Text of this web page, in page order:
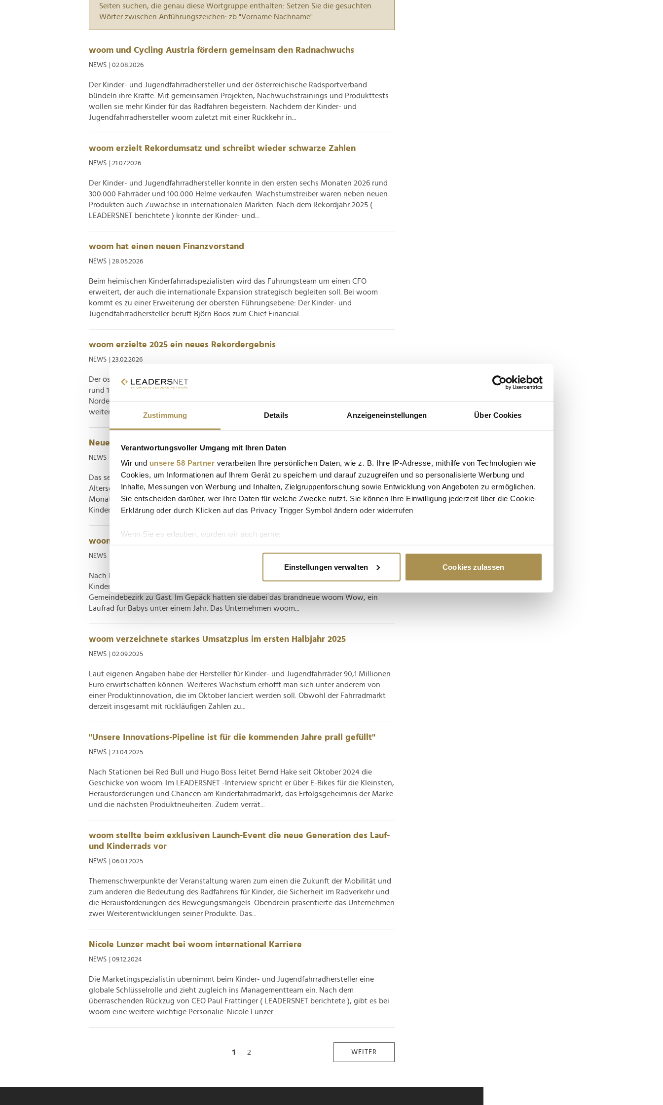
Zustimmung Details Anzeigeneinstellungen Über Cookies
Verantwortungsvoller Umgang mit Ihren Daten
Wir und unsere 58 Partner verarbeiten Ihre persönlichen Daten, wie z. B. Ihre IP-Adresse, mithilfe von Technologien wie
Cookies, um Informationen auf Ihrem Gerät zu speichern und darauf zuzugreifen und so personalisierte Werbung und
Inhalte, Messungen von Werbung und Inhalten, Zielgruppenforschung sowie Entwicklung von Angeboten zu ermöglichen.
Sie entscheiden darüber, wer Ihre Daten für welche Zwecke nutzt. Sie können Ihre Einwilligung jederzeit über die Cookie-
Erklärung oder durch Klicken auf das Privacy Trigger Symbol ändern oder widerrufen
Wenn Sie es erlauben, würden wir auch gerne:
Erfahren Sie mehr darüber, wie Ihre persönlichen Daten verarbeitet werden, und legen Sie Ihre Präferenzen im
Wir verwenden Cookies, um Inhalte und Anzeigen zu personalisieren, Funktionen für soziale Medien anbieten zu können
möglicherweise mit weiteren Daten zusammen, die Sie ihnen bereitgestellt haben oder die sie im Rahmen Ihrer Nutzung
der Dienste gesammelt haben.
Einstellungen verwalten Cookies zulassen
Seiten suchen, die genau diese Wortgruppe enthalten: Setzen Sie die gesuchten
Wörter zwischen Anführungszeichen: zb "Vorname Nachname".
woom und Cycling Austria fördern gemeinsam den Radnachwuchs
NEWS | 02.08.2026
Der Kinder- und Jugendfahrradhersteller und der österreichische Radsportverband
bündeln ihre Kräfte. Mit gemeinsamen Projekten, Nachwuchstrainings und Produkttests
wollen sie mehr Kinder für das Radfahren begeistern. Nachdem der Kinder- und
Jugendfahrradhersteller woom zuletzt mit einer Rückkehr in...
woom erzielt Rekordumsatz und schreibt wieder schwarze Zahlen
NEWS | 21.07.2026
Der Kinder- und Jugendfahrradhersteller konnte in den ersten sechs Monaten 2026 rund
300.000 Fahrräder und 100.000 Helme verkaufen. Wachstumstreiber waren neben neuen
Produkten auch Zuwächse in internationalen Märkten. Nach dem Rekordjahr 2025 (
LEADERSNET berichtete ) konnte der Kinder- und...
woom hat einen neuen Finanzvorstand
NEWS | 28.05.2026
Beim heimischen Kinderfahrradspezialisten wird das Führungsteam um einen CFO
erweitert, der auch die internationale Expansion strategisch begleiten soll. Bei woom
kommt es zu einer Erweiterung der obersten Führungsebene: Der Kinder- und
Jugendfahrradhersteller beruft Björn Boos zum Chief Financial...
woom erzielte 2025 ein neues Rekordergebnis
NEWS | 23.02.2026
Der österreichische Kinder- und Jugendfahrradhersteller konnte im vergangenen Jahr
rund 149 Millionen Euro Umsatz erwirtschaften. Besonders starke Zuwächse habe man in
Nordeuropa und UK verzeichnet. Und auch 2026 soll der internationale Wachstumskurs
weiter fortgesetzt werden. Der österreichische...
Neue woom-Mobilitätslösung für Kleinkinder stößt auf hohe Nachfrage
NEWS
Das selbst-balancierende Laufrad "woom WOW" soll eine bislang wenig adressierte
Altersgruppe ansprechen und frühkindliche Mobilität neu positionieren. Rund vier
Monate nach Marktstart zieht das Unternehmen positive Bilanz. Der österreichische
Kinder- und Jugendfahrradhersteller woom hat im Oktober...
woom setzt Kindergarten-Initiative fort
NEWS
Nach Besuchen der Kindertagesstätten am Tegernsee und in Klosterneuburg war der
Kinder- und Jugendradhersteller zuletzt bei den Wiener Kinderfreunden im 23. Wiener
Gemeindebezirk zu Gast. Im Gepäck hatten sie dabei das brandneue woom Wow, ein
Laufrad für Babys unter einem Jahr. Das Unternehmen woom...
woom verzeichnete starkes Umsatzplus im ersten Halbjahr 2025
NEWS | 02.09.2025
Laut eigenen Angaben habe der Hersteller für Kinder- und Jugendfahrräder 90,1 Millionen
Euro erwirtschaften können. Weiteres Wachstum erhofft man sich unter anderem von
einer Produktinnovation, die im Oktober lanciert werden soll. Obwohl der Fahrradmarkt
derzeit insgesamt mit rückläufigen Zahlen zu...
"Unsere Innovations-Pipeline ist für die kommenden Jahre prall gefüllt"
NEWS | 23.04.2025
Nach Stationen bei Red Bull und Hugo Boss leitet Bernd Hake seit Oktober 2024 die
Geschicke von woom. Im LEADERSNET -Interview spricht er über E-Bikes für die Kleinsten,
Herausforderungen und Chancen am Kinderfahrradmarkt, das Erfolgsgeheimnis der Marke
und die nächsten Produktneuheiten. Zudem verrät...
woom stellte beim exklusiven Launch-Event die neue Generation des Lauf-
und Kinderrads vor
NEWS | 06.03.2025
Themenschwerpunkte der Veranstaltung waren zum einen die Zukunft der Mobilität und
zum anderen die Bedeutung des Radfahrens für Kinder, die Sicherheit im Radverkehr und
die Herausforderungen des Bewegungsmangels. Obendrein präsentierte das Unternehmen
zwei Weiterentwicklungen seiner Produkte. Das...
Nicole Lunzer macht bei woom international Karriere
NEWS | 09.12.2024
Die Marketingspezialistin übernimmt beim Kinder- und Jugendfahrradhersteller eine
globale Schlüsselrolle und zieht zugleich ins Managementteam ein. Nach dem
überraschenden Rückzug von CEO Paul Frattinger ( LEADERSNET berichtete ), gibt es bei
woom eine weitere wichtige Personalie. Nicole Lunzer...
1 2 WEITER